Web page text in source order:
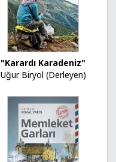
"Karardı Karadeniz"
Uğur Biryol (Derleyen)